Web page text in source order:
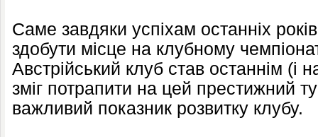
Саме завдяки успіхам останніх
здобути місце на клубному
Австрійський клуб став останнім (і
зміг потрапити на цей престижний
важливий показник розвитку клубу.